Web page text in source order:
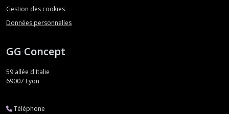
Gestion des cookies
Données personnelles
GG Concept
59 allée d'Italie
69007 Lyon
Téléphone